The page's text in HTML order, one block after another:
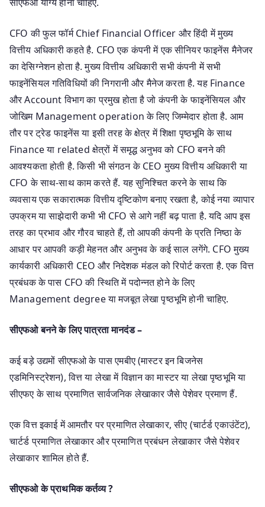
CFO की फुल फॉर्म Chief Financial Officer और हिंदी में मुख्य
वित्तीय अधिकारी कहते है. CFO एक कंपनी में एक सीनियर फाइनेंस मैनेजर
का देसिग्नेशन होता है. मुख्य वित्तीय अधिकारी सभी कंपनी में सभी
फाइनेंसियल गतिविधियों की निगरानी और मैनेज करता है. यह Finance
और Account विभाग का प्रमुख होता है जो कंपनी के फाइनेंसियल और
जोखिम Management operation के लिए जिम्मेदार होता है. आम
तौर पर ट्रेड फाइनेंस या इसी तरह के क्षेत्र में शिक्षा पृष्ठभूमि के साथ
Finance या related क्षेत्रों में समृद्ध अनुभव को CFO बनने की
आवश्यकता होती है. किसी भी संगठन के CEO मुख्य वित्तीय अधिकारी या
CFO के साथ-साथ काम करते हैं. यह सुनिश्चित करने के साथ कि
व्यवसाय एक सकारात्मक वित्तीय दृष्टिकोण बनाए रखता है, कोई नया व्यापार
उपक्रम या साझेदारी कभी भी CFO से आगे नहीं बढ़ पाता है. यदि आप इस
तरह का प्रभाव और गौरव चाहते हैं, तो आपकी कंपनी के प्रति निष्ठा के
आधार पर आपकी कड़ी मेहनत और अनुभव के कई साल लगेंगे. CFO मुख्य
कार्यकारी अधिकारी CEO और निदेशक मंडल को रिपोर्ट करता है. एक वित्त
प्रबंधक के पास CFO की स्थिति में पदोन्नत होने के लिए
Management degree या मजबूत लेखा पृष्ठभूमि होनी चाहिए.
सीएफओ बनने के लिए पात्रता मानदंड –
कई बड़े उद्यमों सीएफओ के पास एमबीए (मास्टर इन बिजनेस
एडमिनिस्ट्रेशन), वित्त या लेखा में विज्ञान का मास्टर या लेखा पृष्ठभूमि या
सीएफए के साथ प्रमाणित सार्वजनिक लेखाकार जैसे पेशेवर प्रमाण हैं.
एक वित्त इकाई में आमतौर पर प्रमाणित लेखाकार, सीए (चार्टर्ड एकाउंटेंट),
चार्टर्ड प्रमाणित लेखाकार और प्रमाणित प्रबंधन लेखाकार जैसे पेशेवर
लेखाकार शामिल होते हैं.
सीएफओ के प्राथमिक कर्तव्य ?